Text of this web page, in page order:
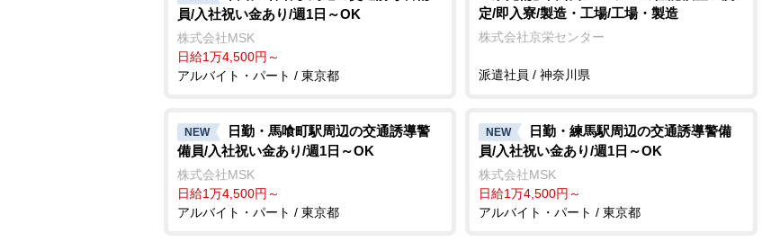
員/入社祝い金あり/週1日～OK
株式会社MSK
日給1万4,500円～
アルバイト・パート / 東京都
定/即入寮/製造・工場/工場・製造
株式会社京栄センター
派遣社員 / 神奈川県
NEW
日勤・馬喰町駅周辺の交通誘導警
備員/入社祝い金あり/週1日～OK
株式会社MSK
日給1万4,500円～
アルバイト・パート / 東京都
NEW
日勤・練馬駅周辺の交通誘導警備
員/入社祝い金あり/週1日～OK
株式会社MSK
日給1万4,500円～
アルバイト・パート / 東京都